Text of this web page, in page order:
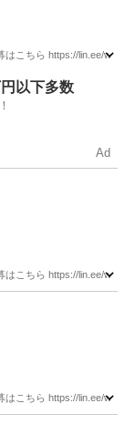
こちら https://lin.ee/
以下多数
Ad
こちら https://lin.ee/
こちら https://lin.ee/